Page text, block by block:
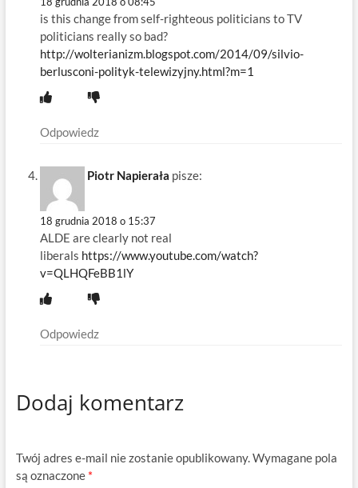
is this change from self-righteous politicians to TV
politicians really so bad?
http://wolterianizm.blogspot.com/2014/09/silvio-
berlusconi-polityk-telewizyjny.html?m=1
Odpowiedz
Piotr Napierała pisze:
18 grudnia 2018 o 15:37
ALDE are clearly not real
liberals https://www.youtube.com/watch?
v=QLHQFeBB1lY
Odpowiedz
Dodaj komentarz
Twój adres e-mail nie zostanie opublikowany.Wymagane pola
są oznaczone *